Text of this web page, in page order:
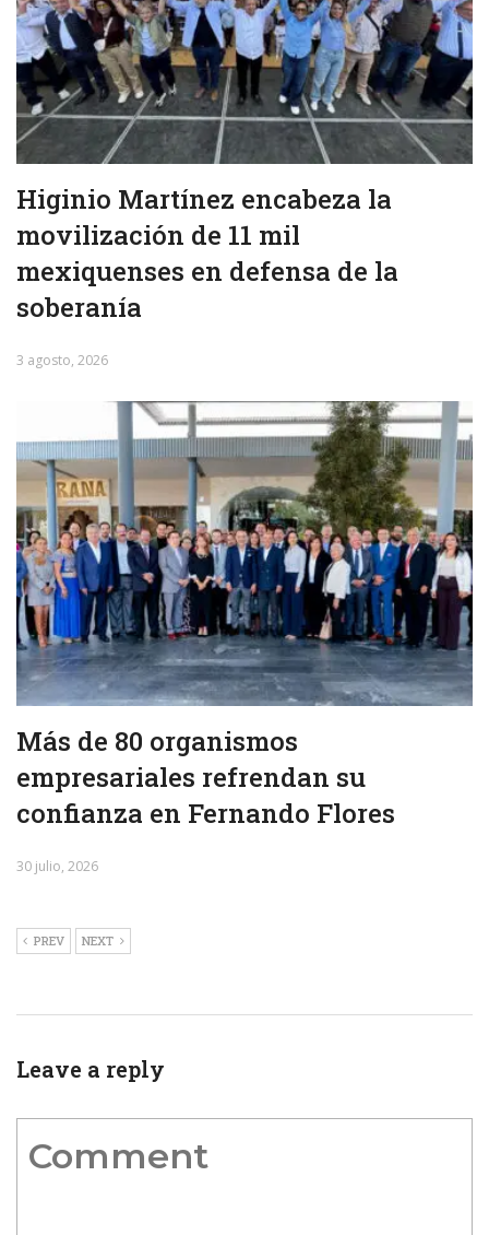
Higinio Martínez encabeza la
movilización de 11 mil
mexiquenses en defensa de la
soberanía
3 agosto, 2026
Más de 80 organismos
empresariales refrendan su
confianza en Fernando Flores
30 julio, 2026
PREV NEXT
Leave a reply